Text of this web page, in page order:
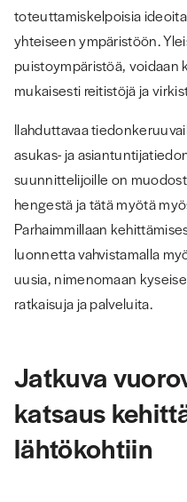
toteuttamiskelpoisia
yhteiseen ympäristöön.
puistoympäristöä, voidaan
mukaisesti reitistöjä ja
Ilahduttavaa
asukas- ja
suunnittelijoille on
hengestä ja tätä myötä
Parhaimmillaan
luonnetta vahvistamalla
uusia, nimenomaan
ratkaisuja ja palveluita.
Jatkuva
katsaus
lähtökohtiin